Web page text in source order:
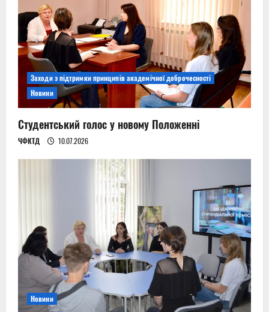
Заходи з підтримки принципів академічної доброчесності
Новини
Студентський голос у новому Положенні
ЧФКТД 10.07.2026
Новини